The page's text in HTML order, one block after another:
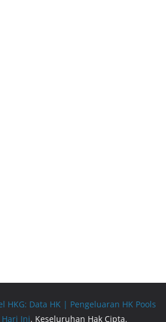
HKG: Data HK | Pengeluaran HK Pools
Ini. Keseluruhan Hak Cipta.